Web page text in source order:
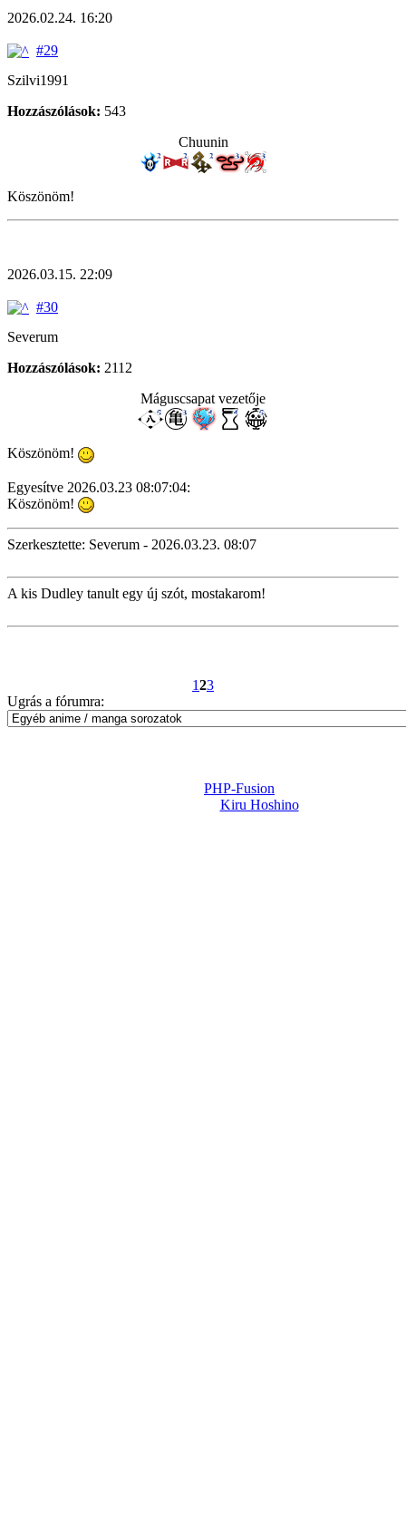
2026.02.24. 16:20
#29
Szilvi1991
Hozzászólások: 543
Chuunin
Köszönöm!
2026.03.15. 22:09
#30
Severum
Hozzászólások: 2112
Máguscsapat vezetője
Köszönöm!
Egyesítve 2026.03.23 08:07:04:
Köszönöm!
Szerkesztette: Severum - 2026.03.23. 08:07
A kis Dudley tanult egy új szót, mostakarom!
123
Ugrás a fórumra:
PHP-Fusion
Kiru Hoshino